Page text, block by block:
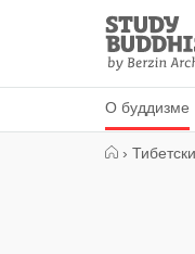
Study
Buddhism
Home
О буддизме
›